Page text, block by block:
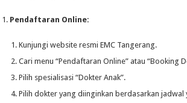
Pendaftaran Online:
Kunjungi website resmi EMC Tangerang.
Cari menu “Pendaftaran Online” atau “Booking
Pilih spesialisasi “Dokter Anak”.
Pilih dokter yang diinginkan berdasarkan jadwal